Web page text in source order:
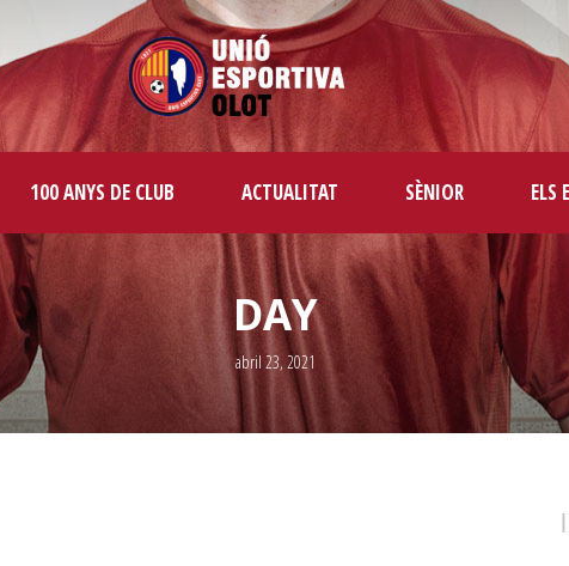
100 ANYS DE CLUB ACTUALITAT SÈNIOR ELS
DAY
abril 23, 2021